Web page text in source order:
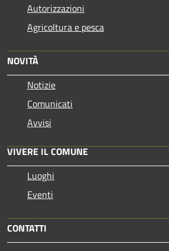
Autorizzazioni
Agricoltura e pesca
NOVITÀ
Notizie
Comunicati
Avvisi
VIVERE IL COMUNE
Luoghi
Eventi
CONTATTI